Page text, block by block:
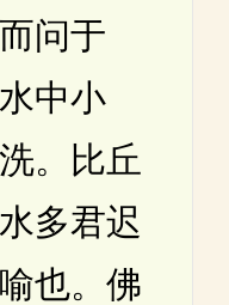
问于
中小
。比丘
多君迟
也。佛